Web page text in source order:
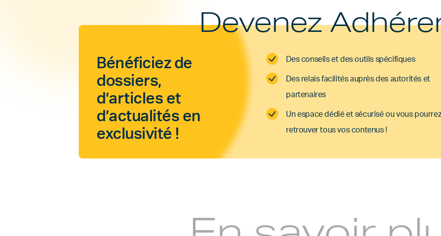
Devenez
Bénéficiez de
dossiers,
d’articles et
d’actualités en
exclusivité !
Des conseils et des outils spécifiques
Des relais facilités auprès des autorités et
partenaires
Un espace dédié et sécurisé ou vous pourrez
retrouver tous vos contenus !